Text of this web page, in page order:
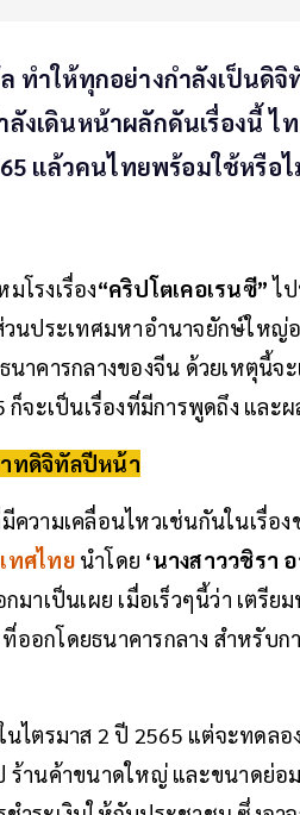
ทำให้ทุกอย่างกำลังเป็นดิ
ลังเดินหน้าผลักดันเรื่องนี้ ไ
แล้วคนไทยพร้อมใช้หรือ
โรงเรื่อง“คริปโตเคอเรนซี” ไ
วนประเทศมหาอำนาจยักษ์ใหญ่
นาคารกลางของจีน ด้วยเหตุนี้จ
ก็จะเป็นเรื่องที่มีการพูดถึง แล
ทดิจิทัลปีหน้า
ความเคลื่อนไหวเช่นกันในเรื่
ทศไทยนำโดย ‘นางสาววชิรา
มาเป็นเผย เมื่อเร็วๆนี้ว่า เตรีย
ที่ออกโดยธนาคารกลาง สำหรั
นไตรมาส 2 ปี 2565 แต่จะทดลอ
านค้าขนาดใหญ่ และขนาดย่อม